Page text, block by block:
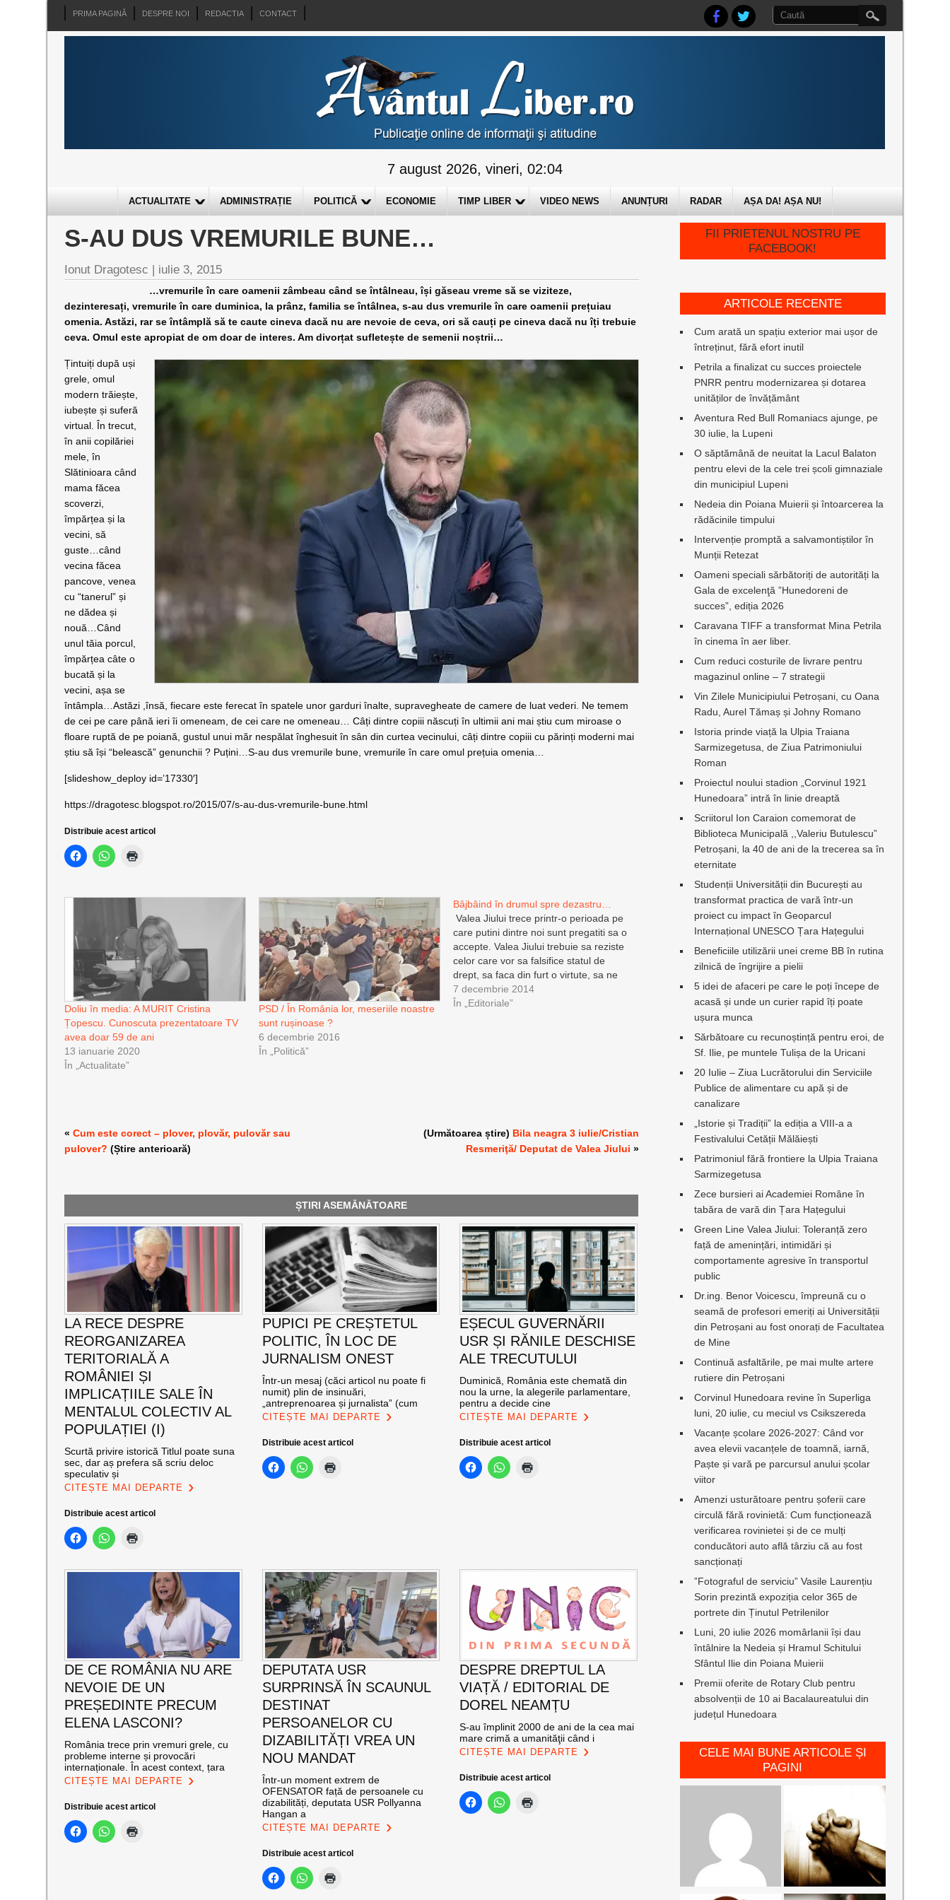
PRIMA PAGINĂ DESPRE NOI REDACTIA CONTACT
7 august 2026, vineri, 02:04
ACTUALITATE ADMINISTRAȚIE POLITICĂ ECONOMIE TIMP LIBER VIDEO NEWS ANUNȚURI RADAR AȘA DA! AȘA NU!
S-AU DUS VREMURILE BUNE…
Ionut Dragotesc | iulie 3, 2015
…vremurile în care oamenii zâmbeau când se întâlneau, își găseau vreme să se viziteze,
dezinteresați, vremurile în care duminica, la prânz, familia se întâlnea, s-au dus vremurile în care oamenii prețuiau
omenia. Astăzi, rar se întâmplă să te caute cineva dacă nu are nevoie de ceva, ori să cauți pe cineva dacă nu îți trebuie
ceva. Omul este apropiat de om doar de interes. Am divorțat sufletește de semenii noștrii…
Țintuiți după uși
grele, omul
modern trăiește,
iubește și suferă
virtual. În trecut,
în anii copilăriei
mele, în
Slătinioara când
mama făcea
scoverzi,
împărțea și la
vecini, să
guste…când
vecina făcea
pancove, venea
cu “tanerul” și
ne dădea și
nouă…Când
unul tăia porcul,
împărțea câte o
bucată și la
vecini, așa se
întâmpla…Astăzi ,însă, fiecare este ferecat în spatele unor garduri înalte, supravegheate de camere de luat vederi. Ne temem
de cei pe care până ieri îi omeneam, de cei care ne omeneau… Câți dintre copiii născuți în ultimii ani mai știu cum miroase o
floare ruptă de pe poiană, gustul unui măr nespălat înghesuit în sân din curtea vecinului, câți dintre copiii cu părinți moderni mai
știu să își “belească” genunchii ? Puțini…S-au dus vremurile bune, vremurile în care omul prețuia omenia…
[slideshow_deploy id=’17330′]
https://dragotesc.blogspot.ro/2015/07/s-au-dus-vremurile-bune.html
Distribuie acest articol
Doliu în media: A MURIT Cristina
Țopescu. Cunoscuta prezentatoare TV
avea doar 59 de ani
13 ianuarie 2020
În „Actualitate”
PSD / În România lor, meseriile noastre
sunt rușinoase ?
6 decembrie 2016
În „Politică”
Bâjbâind în drumul spre dezastru…
Valea Jiului trece printr-o perioada pe
care putini dintre noi sunt pregatiti sa o
accepte. Valea Jiului trebuie sa reziste
celor care vor sa falsifice statul de
drept, sa faca din furt o virtute, sa ne
puna destinul gaj, ranjind in tihna cu
“prohabu’ constiintei desfacut” …
7 decembrie 2014
În „Editoriale”
«Cum este corect – plover, plovăr, pulovăr sau
pulover? (Știre anterioară)
(Următoarea știre) Bila neagra 3 iulie/Cristian
Resmeriţă/ Deputat de Valea Jiului »
ȘTIRI ASEMĂNĂTOARE
LA RECE DESPRE
REORGANIZAREA
TERITORIALĂ A
ROMÂNIEI ȘI
IMPLICAȚIILE SALE ÎN
MENTALUL COLECTIV AL
POPULAȚIEI (I)
Scurtă privire istorică Titlul poate suna
sec, dar aș prefera să scriu deloc
speculativ și
CITEȘTE MAI DEPARTE
Distribuie acest articol
PUPICI PE CREȘTETUL
POLITIC, ÎN LOC DE
JURNALISM ONEST
Într-un mesaj (căci articol nu poate fi
numit) plin de insinuări,
„antreprenoarea și jurnalista” (cum
CITEȘTE MAI DEPARTE
Distribuie acest articol
EȘECUL GUVERNĂRII
USR ȘI RĂNILE DESCHISE
ALE TRECUTULUI
Duminică, România este chemată din
nou la urne, la alegerile parlamentare,
pentru a decide cine
CITEȘTE MAI DEPARTE
Distribuie acest articol
DE CE ROMÂNIA NU ARE
NEVOIE DE UN
PREȘEDINTE PRECUM
ELENA LASCONI?
România trece prin vremuri grele, cu
probleme interne și provocări
internaționale. În acest context, țara
CITEȘTE MAI DEPARTE
Distribuie acest articol
DEPUTATA USR
SURPRINSĂ ÎN SCAUNUL
DESTINAT
PERSOANELOR CU
DIZABILITĂȚI VREA UN
NOU MANDAT
Într-un moment extrem de
OFENSATOR față de persoanele cu
dizabilități, deputata USR Pollyanna
Hangan a
CITEȘTE MAI DEPARTE
Distribuie acest articol
DESPRE DREPTUL LA
VIAȚĂ / EDITORIAL DE
DOREL NEAMȚU
S-au împlinit 2000 de ani de la cea mai
mare crimă a umanităţii când i
CITEȘTE MAI DEPARTE
Distribuie acest articol
FII PRIETENUL NOSTRU PE
FACEBOOK!
ARTICOLE RECENTE
Cum arată un spațiu exterior mai ușor de
întreținut, fără efort inutil
Petrila a finalizat cu succes proiectele
PNRR pentru modernizarea și dotarea
unităților de învățământ
Aventura Red Bull Romaniacs ajunge, pe
30 iulie, la Lupeni
O săptămână de neuitat la Lacul Balaton
pentru elevi de la cele trei școli gimnaziale
din municipiul Lupeni
Nedeia din Poiana Muierii și întoarcerea la
rădăcinile timpului
Intervenție promptă a salvamontiștilor în
Munții Retezat
Oameni speciali sărbătoriți de autorități la
Gala de excelenţă ”Hunedoreni de
succes”, ediția 2026
Caravana TIFF a transformat Mina Petrila
în cinema în aer liber.
Cum reduci costurile de livrare pentru
magazinul online – 7 strategii
Vin Zilele Municipiului Petroșani, cu Oana
Radu, Aurel Tămaș și Johny Romano
Istoria prinde viață la Ulpia Traiana
Sarmizegetusa, de Ziua Patrimoniului
Roman
Proiectul noului stadion „Corvinul 1921
Hunedoara” intră în linie dreaptă
Scriitorul Ion Caraion comemorat de
Biblioteca Municipală ,,Valeriu Butulescu”
Petroșani, la 40 de ani de la trecerea sa în
eternitate
Studenții Universității din București au
transformat practica de vară într-un
proiect cu impact în Geoparcul
Internațional UNESCO Țara Hațegului
Beneficiile utilizării unei creme BB în rutina
zilnică de îngrijire a pielii
5 idei de afaceri pe care le poți începe de
acasă și unde un curier rapid îți poate
ușura munca
Sărbătoare cu recunoștință pentru eroi, de
Sf. Ilie, pe muntele Tulișa de la Uricani
20 Iulie – Ziua Lucrătorului din Serviciile
Publice de alimentare cu apă și de
canalizare
„Istorie și Tradiții” la ediția a VIII-a a
Festivalului Cetății Mălăiești
Patrimoniul fără frontiere la Ulpia Traiana
Sarmizegetusa
Zece bursieri ai Academiei Române în
tabăra de vară din Țara Hațegului
Green Line Valea Jiului: Toleranță zero
față de amenințări, intimidări și
comportamente agresive în transportul
public
Dr.ing. Benor Voicescu, împreună cu o
seamă de profesori emeriți ai Universității
din Petroșani au fost onorați de Facultatea
de Mine
Continuă asfaltările, pe mai multe artere
rutiere din Petroșani
Corvinul Hunedoara revine în Superliga
luni, 20 iulie, cu meciul vs Csikszereda
Vacanțe școlare 2026-2027: Când vor
avea elevii vacanțele de toamnă, iarnă,
Paște și vară pe parcursul anului școlar
viitor
Amenzi usturătoare pentru șoferii care
circulă fără rovinietă: Cum funcționează
verificarea rovinietei și de ce mulți
conducători auto află târziu că au fost
sancționați
”Fotograful de serviciu” Vasile Laurențiu
Sorin prezintă expoziția celor 365 de
portrete din Ținutul Petrilenilor
Luni, 20 iulie 2026 momârlanii își dau
întâlnire la Nedeia și Hramul Schitului
Sfântul Ilie din Poiana Muierii
Premii oferite de Rotary Club pentru
absolvenții de 10 ai Bacalaureatului din
județul Hunedoara
CELE MAI BUNE ARTICOLE ȘI
PAGINI